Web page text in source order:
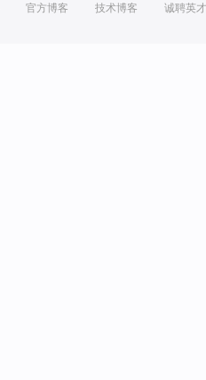
官方博客 技术博客 诚聘英才